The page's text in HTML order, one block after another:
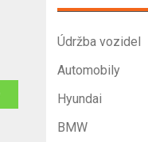
Údržba vozidel
Automobily
Hyundai
BMW